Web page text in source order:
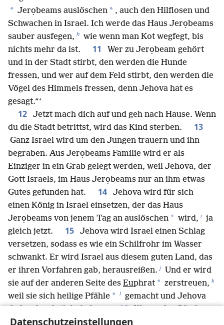
Datenschutzeinstellungen
* Jerọbeams auslöschen * , auch den Hilflosen und
Schwachen in Israel. Ich werde das Haus Jerọbeams
sauber ausfegen, h wie wenn man Kot wegfegt, bis
nichts mehr da ist.
11
Wer zu Jerọbeam gehört
und in der Stadt stirbt, den werden die Hunde
fressen, und wer auf dem Feld stirbt, den werden die
Vögel des Himmels fressen, denn Jehova hat es
gesagt.“‘
12
Jetzt mach dich auf und geh nach Hause. Wenn
du die Stadt betrittst, wird das Kind sterben.
13
Ganz Israel wird um den Jungen trauern und ihn
begraben. Aus Jerọbeams Familie wird er als
Einziger in ein Grab gelegt werden, weil Jehova, der
Gott Israels, im Haus Jerọbeams nur an ihm etwas
Gutes gefunden hat.
14
Jehova wird für sich
einen König in Israel einsetzen, der das Haus
Jerọbeams von jenem Tag an auslöschen * wird, i ja
gleich jetzt.
15
Jehova wird Israel einen Schlag
versetzen, sodass es wie ein Schilfrohr im Wasser
schwankt. Er wird Israel aus diesem guten Land, das
er ihren Vorfahren gab, herausreißen. j Und er wird
sie auf der anderen Seite des Euphrat * zerstreuen, k
weil sie sich heilige Pfähle * l gemacht und Jehova
dadurch gekränkt haben. 16 Wegen der Sünden,
die Jerọbeam begangen und zu denen er Israel